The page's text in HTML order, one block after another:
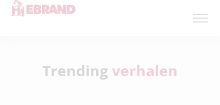
Trending verhalen